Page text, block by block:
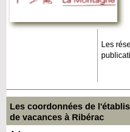
Les
Les coordonnées de
de vacances à Ribérac